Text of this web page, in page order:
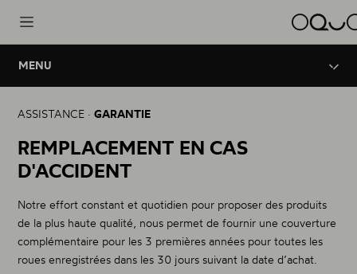
Roues
Road - Triathlon
Road Performance
Road Control
Gravel - Endurance
Innovation
Marque
Support
MENU
Garantie légale
Remplacement en cas d'accident
Garantie à vie
ASSISTANCE ·GARANTIE
REMPLACEMENT EN CAS
D'ACCIDENT
Notre effort constant et quotidien pour proposer des produits
de la plus haute qualité, nous permet de fournir une couverture
complémentaire pour les 3 premières années pour toutes les
roues enregistrées dans les 30 jours suivant la date d’achat.